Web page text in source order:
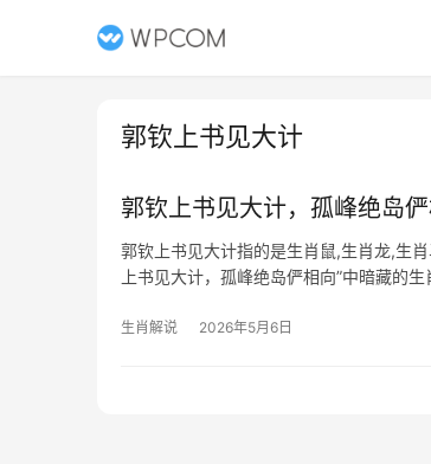
郭钦上书见大计
郭钦上书见大计，孤峰绝岛
郭钦上书见大计指的是生肖鼠,生肖龙,生
上书见大计，孤峰绝岛俨相向”中暗藏的
生肖解说 2026年5月6日